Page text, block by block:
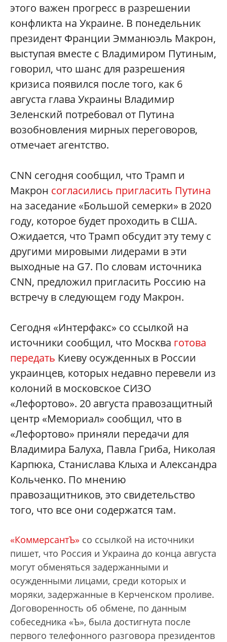
этого важен прогресс в разрешении
конфликта на Украине. В понедельник
президент Франции Эмманюэль Макрон,
выступая вместе с Владимиром Путиным,
говорил, что шанс для разрешения
кризиса появился после того, как 6
августа глава Украины Владимир
Зеленский потребовал от Путина
возобновления мирных переговоров,
отмечает агентство.
CNN сегодня сообщил, что Трамп и
Макрон согласились пригласить Путина
на заседание «Большой семерки» в 2020
году, которое будет проходить в США.
Ожидается, что Трамп обсудит эту тему с
другими мировыми лидерами в эти
выходные на G7. По словам источника
CNN, предложил пригласить Россию на
встречу в следующем году Макрон.
Сегодня «Интерфакс» со ссылкой на
источники сообщил, что Москва готова
передать Киеву осужденных в России
украинцев, которых недавно перевели из
колоний в московское СИЗО
«Лефортово». 20 августа правозащитный
центр «Мемориал» сообщил, что в
«Лефортово» приняли передачи для
Владимира Балуха, Павла Гриба, Николая
Карпюка, Станислава Клыха и Александра
Кольченко. По мнению
правозащитников, это свидетельство
того, что все они содержатся там.
«КоммерсантЪ» со ссылкой на источники
пишет, что Россия и Украина до конца августа
могут обменяться задержанными и
осужденными лицами, среди которых и
моряки, задержанные в Керченском проливе.
Договоренность об обмене, по данным
собеседника «Ъ», была достигнута после
первого телефонного разговора президентов